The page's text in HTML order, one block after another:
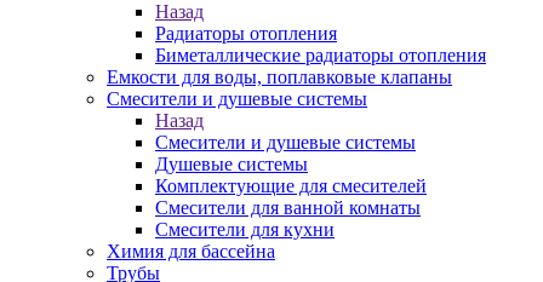
Назад
Радиаторы отопления
Биметаллические радиаторы отопления
Емкости для воды, поплавковые клапаны
Смесители и душевые системы
Назад
Смесители и душевые системы
Душевые системы
Комплектующие для смесителей
Смесители для ванной комнаты
Смесители для кухни
Химия для бассейна
Трубы